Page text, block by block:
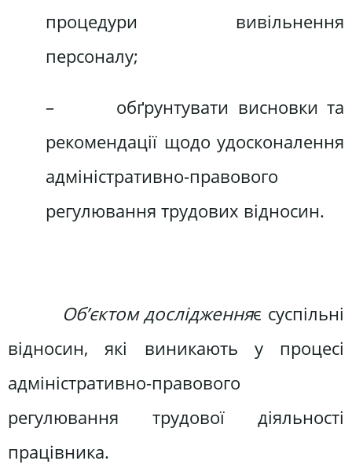
процедури вивільнення
персоналу;
– обґрунтувати висновки та
рекомендації щодо удосконалення
адміністративно-правового
регулювання трудових відносин.
Об’єктом дослідженняє суспільні
відносин, які виникають у процесі
адміністративно-правового
регулювання трудової діяльності
працівника.